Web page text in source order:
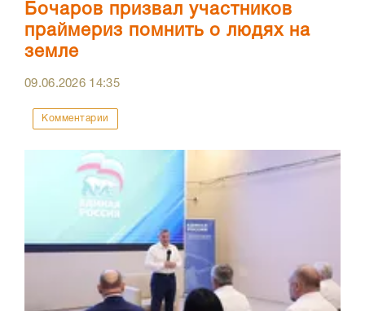
Бочаров призвал участников
праймериз помнить о людях на
земле
09.06.2026 14:35
Комментарии